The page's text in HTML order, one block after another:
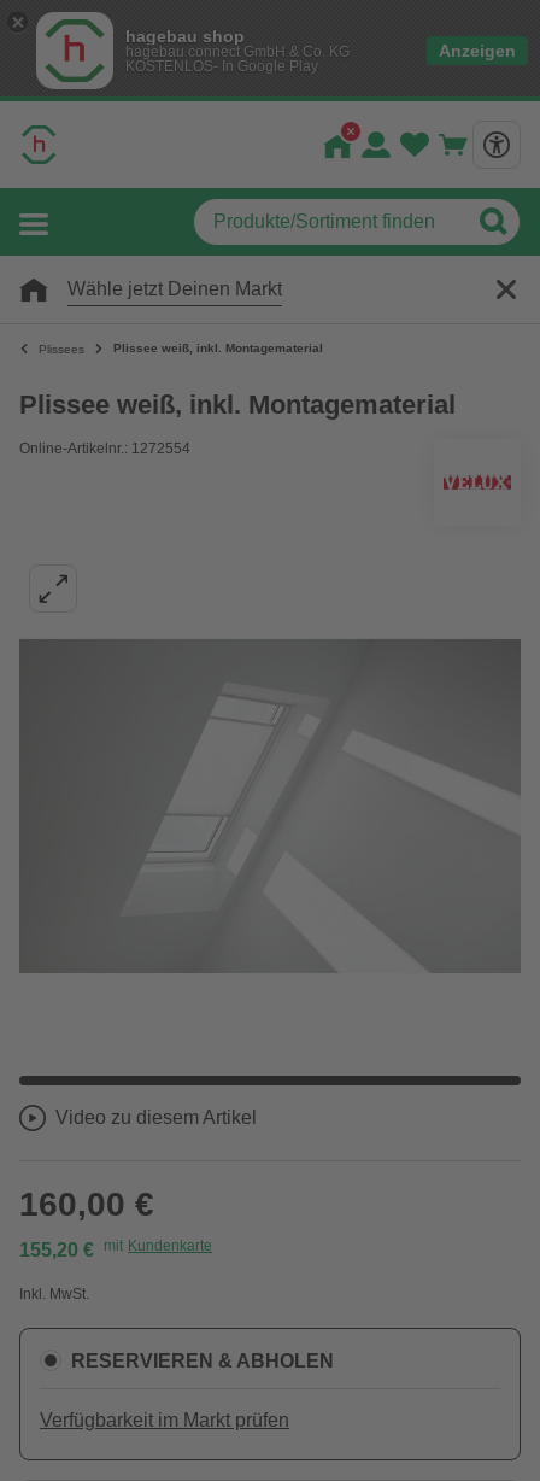
hagebau shop
hagebau connect GmbH & Co. KG
KOSTENLOS- In Google Play
Anzeigen
Wähle jetzt Deinen Markt
Plissees Plissee weiß, inkl. Montagematerial
Plissee weiß, inkl. Montagematerial
Online-Artikelnr.: 1272554
Video zu diesem Artikel
160,00 €
155,20 € mit Kundenkarte
Inkl. MwSt.
RESERVIEREN & ABHOLEN
Verfügbarkeit im Markt prüfen